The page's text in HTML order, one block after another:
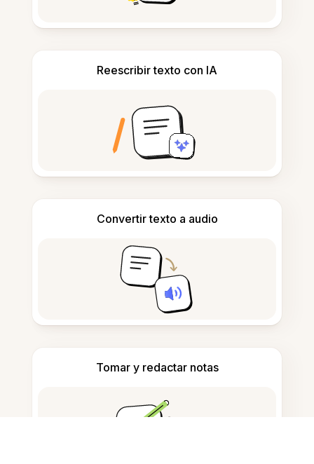
Reescribir texto con IA
Convertir texto a audio
Tomar y redactar notas